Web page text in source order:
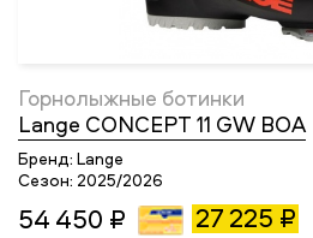
Горнолыжные ботинки
Lange CONCEPT 11 GW BOA
Бренд: Lange
Сезон: 2025/2026
54 450 ₽ 27 225 ₽